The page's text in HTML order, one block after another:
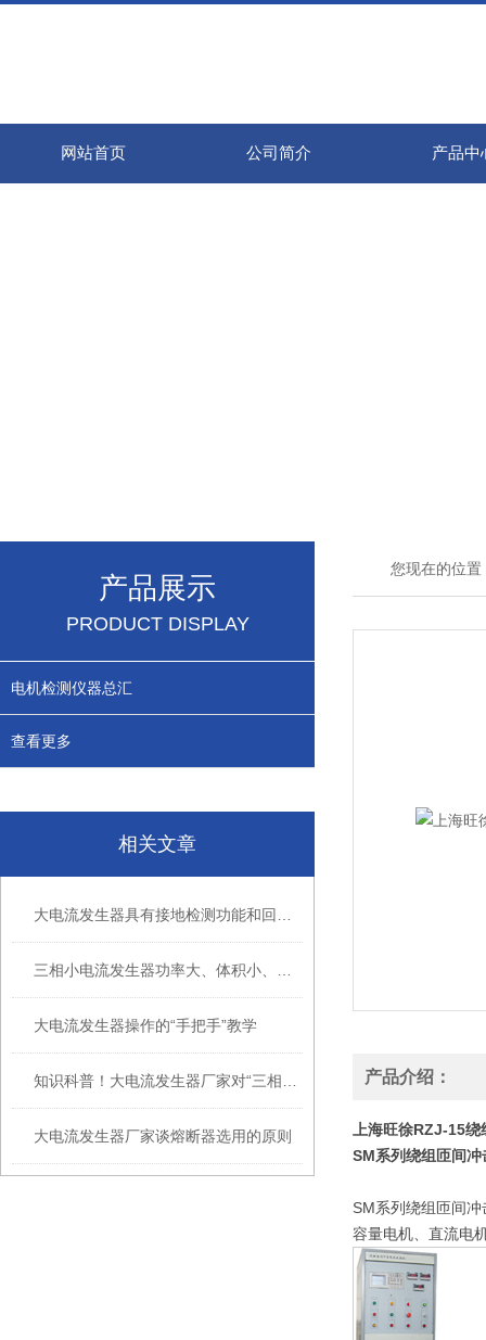
网站首页 公司简介 产品中
产品展示
PRODUCT DISPLAY
电机检测仪器总汇
查看更多
相关文章
大电流发生器操作的“手把手”教学
大电流发生器厂家谈熔断器选用的原则
您现在的位置
产品介绍：
上海旺徐RZJ-15
SM系列绕组匝间
SM系列绕组匝间
容量电机、直流电